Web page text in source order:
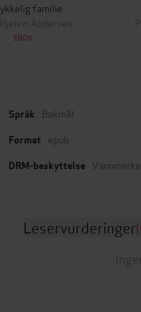
familie
Andersen
EBOK
Språk Bokmål
Format epub
DRM-beskyttelse
Leservurderinger